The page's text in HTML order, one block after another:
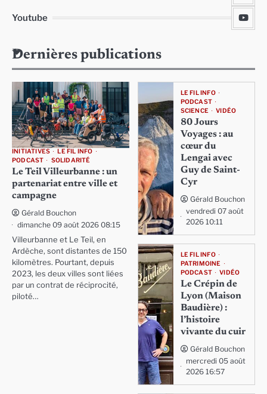
Youtube
Dernières publications
INITIATIVES
LE FIL INFO
PODCAST
SOLIDARITÉ
Le Teil Villeurbanne : un
partenariat entre ville et
campagne
Gérald Bouchon
dimanche 09 août 2026 08:15
Villeurbanne et Le Teil, en
Ardèche, sont distantes de 150
kilomètres. Pourtant, depuis
2023, les deux villes sont liées
par un contrat de réciprocité,
piloté…
LE FIL INFO
PODCAST
SCIENCE
VIDÉO
80 Jours
Voyages : au
cœur du
Lengai avec
Guy de Saint-
Cyr
Gérald Bouchon
vendredi 07 août
2026 10:11
LE FIL INFO
PATRIMOINE
PODCAST
VIDÉO
Le Crépin de
Lyon (Maison
Baudière) :
l’histoire
vivante du cuir
Gérald Bouchon
mercredi 05 août
2026 16:57